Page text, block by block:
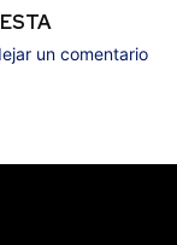
un comentario